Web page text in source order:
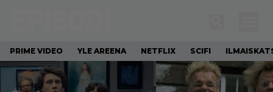
PRIME VIDEO YLE AREENA NETFLIX SCIFI